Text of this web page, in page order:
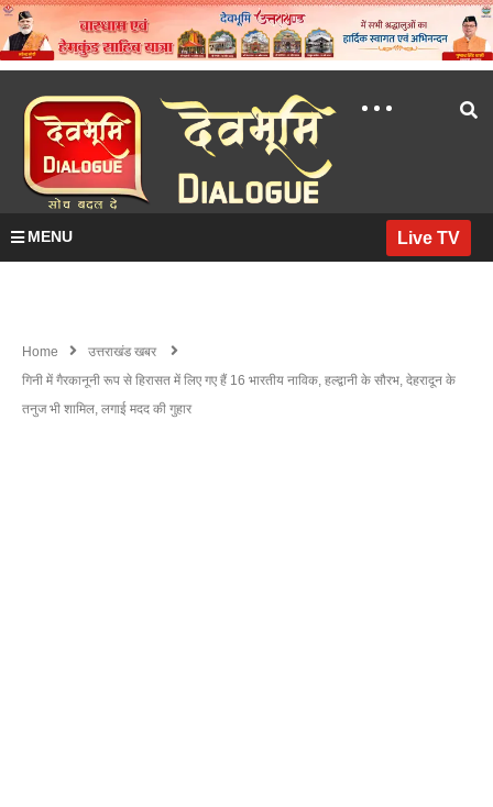
MENU Live TV
Home
उत्तराखंड खबर
गिनी में गैरकानूनी रूप से हिरासत में लिए गए हैं 16 भारतीय नाविक, हल्द्वानी के सौरभ, देहरादून के
तनुज भी शामिल, लगाई मदद की गुहार